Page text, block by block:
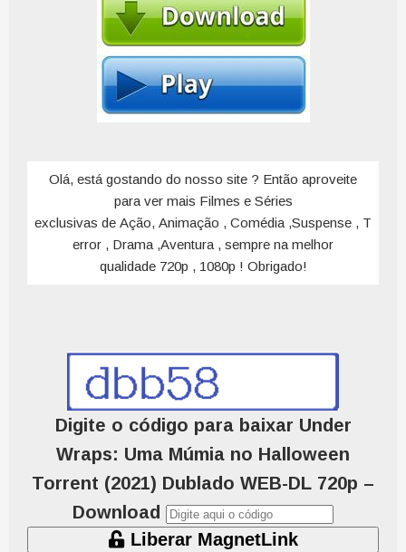
Olá, está gostando do nosso site ? Então aproveite
para ver mais Filmes e Séries
exclusivas de Ação, Animação , Comédia ,Suspense , T
error , Drama ,Aventura , sempre na melhor
qualidade 720p , 1080p ! Obrigado!
Digite o código para baixar Under
Wraps: Uma Múmia no Halloween
Torrent (2021) Dublado WEB-DL 720p –
Download
Liberar MagnetLink